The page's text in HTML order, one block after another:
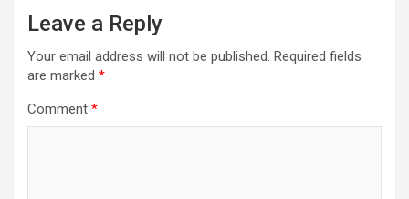
Leave a Reply
Your email address will not be published. Required fields
are marked *
Comment *